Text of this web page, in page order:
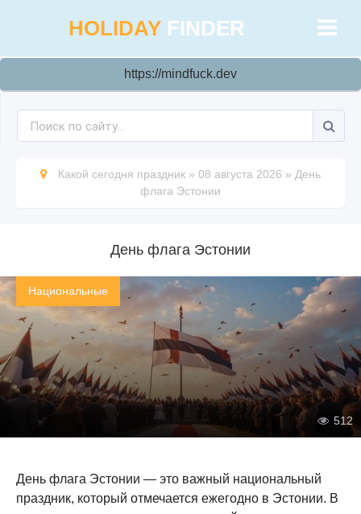
HOLIDAY FINDER
https://mindfuck.dev
Какой сегодня праздник » 08 августа 2026 » День
флага Эстонии
День флага Эстонии
Национальные
512
День флага Эстонии — это важный национальный
праздник, который отмечается ежегодно в Эстонии. В